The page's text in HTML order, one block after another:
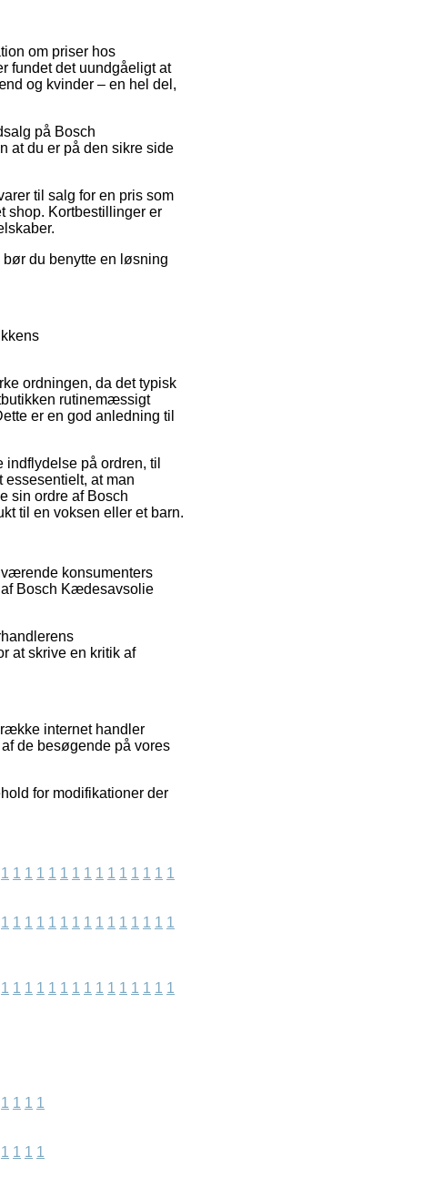
om priser hos
fundet det uundgåeligt at
og kvinder – en hel del,
på Bosch
at du er på den sikre side
til salg for en pris som
shop. Kortbestillinger er
du benytte en løsning
ordningen, da det typisk
rutinemæssigt
er en god anledning til
på ordren, til
at man
sin ordre af Bosch
til en voksen eller et barn.
konsumenters
af Bosch Kædesavsolie
at skrive en kritik af
internet handler
de besøgende på vores
for modifikationer der
1 1 1 1 1 1 1 1 1 1 1 1 1 1 1
1 1 1 1 1 1 1 1 1 1 1 1 1 1 1
1 1 1 1 1 1 1 1 1 1 1 1 1 1 1
1 1 1 1
1 1 1 1